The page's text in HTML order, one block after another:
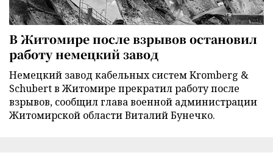
В Житомире после взрывов остановил
работу немецкий завод
Немецкий завод кабельных систем Kromberg &
Schubert в Житомире прекратил работу после
взрывов, сообщил глава военной администрации
Житомирской области Виталий Бунечко.